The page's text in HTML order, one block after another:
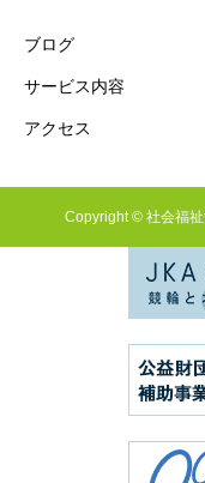
ブログ
サービス内容
アクセス
Copyright © 社会福